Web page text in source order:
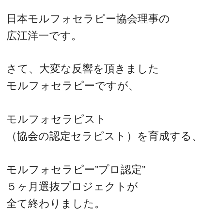
日本モルフォセラピー協会理事の
広江洋一です。
さて、大変な反響を頂きました
モルフォセラピーですが、
モルフォセラピスト
（協会の認定セラピスト）を育成する、
モルフォセラピー”プロ認定”
５ヶ月選抜プロジェクトが
全て終わりました。